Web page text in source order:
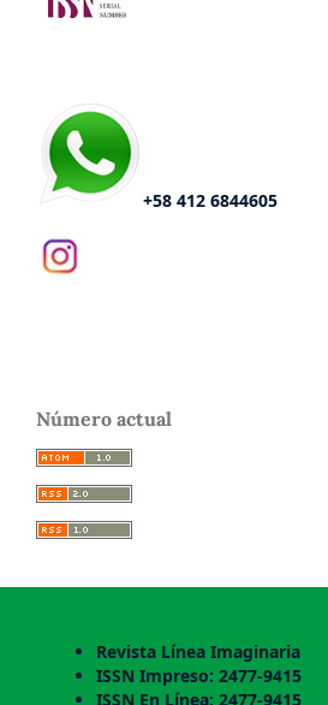
+58 412 6844605
Número actual
Revista Línea Imaginaria
ISSN Impreso: 2477-9415
ISSN En Línea: 2477-9415